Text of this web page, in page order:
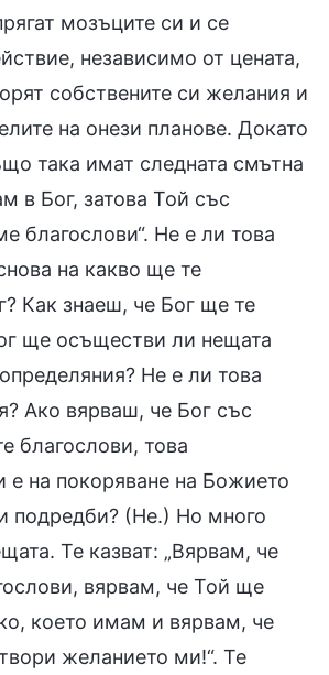
мозъците си и се
независимо от цената,
собствените си желания и
на онези планове. Докато
така имат следната смътна
в Бог, затова Той със
благослови“. Не е ли това
на какво ще те
Как знаеш, че Бог ще те
ще осъществи ли нещата
Не е ли това
Ако вярваш, че Бог със
благослови, това
е на покоряване на Божието
подредби? (Не.) Но много
Те казват: „Вярвам, че
вярвам, че Той ще
което имам и вярвам, че
желанието ми!“. Те